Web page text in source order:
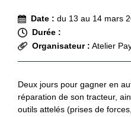
Date : du 13 au 14 mars
Durée :
Organisateur : Atelier
Deux jours pour gagner en
réparation de son tracteur,
outils attelés (prises de